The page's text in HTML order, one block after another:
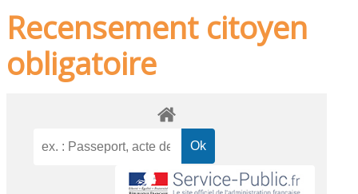
Recensement citoyen
obligatoire